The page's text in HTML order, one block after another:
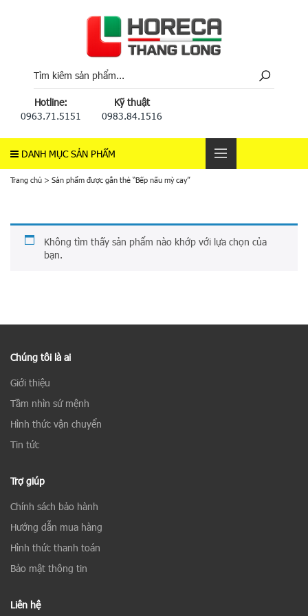
Hotline:
0963.71.5151
Kỹ thuật
0983.84.1516
DANH MỤC SẢN PHẨM
Trang chủ > Sản phẩm được gắn thẻ “Bếp nấu mỳ cay”
Không tìm thấy sản phẩm nào khớp với lựa chọn của
bạn.
Chúng tôi là ai
Giới thiệu
Tầm nhìn sứ mệnh
Hình thức vận chuyển
Tin tức
Trợ giúp
Chính sách bảo hành
Hướng dẫn mua hàng
Hình thức thanh toán
Bảo mật thông tin
Liên hệ